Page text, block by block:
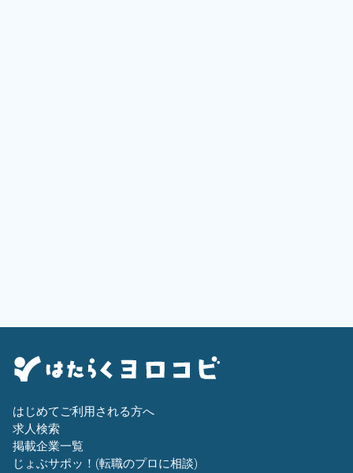
はじめてご利用される方へ
求人検索
掲載企業一覧
じょぶサポッ！(転職のプロに相談)